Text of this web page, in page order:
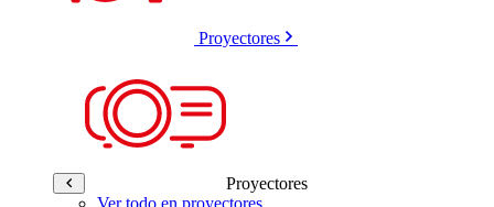
Proyectores
Proyectores
Ver todo en proyectores